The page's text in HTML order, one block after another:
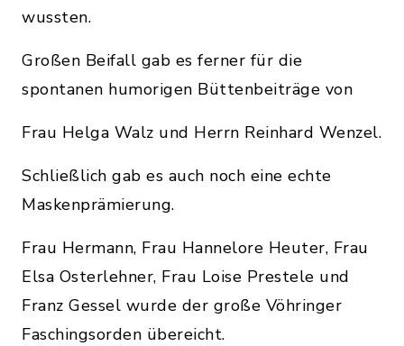
wussten.
Großen Beifall gab es ferner für die
spontanen humorigen Büttenbeiträge von
Frau Helga Walz und Herrn Reinhard Wenzel.
Schließlich gab es auch noch eine echte
Maskenprämierung.
Frau Hermann, Frau Hannelore Heuter, Frau
Elsa Osterlehner, Frau Loise Prestele und
Franz Gessel wurde der große Vöhringer
Faschingsorden übereicht.